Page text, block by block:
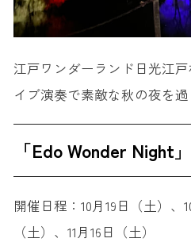
江戸ワンダーランド日光江
イブ演奏で素敵な秋の夜を過
「Edo Wonder Night
開催日程：10月19日（土）、
（土）、11月16日（土）